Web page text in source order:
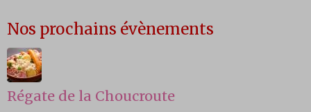
Nos prochains évènements
Régate de la Choucroute